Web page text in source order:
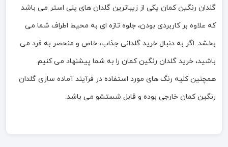
گلدان رنگین کمان یکی از زیباترین گلدان های پلی استر می باشد
که علاوه بر کاربردی بودن، جلوه تازه ای به محیط اطراف شما می
بخشد. اگر به دنبال خرید گلدانی جذاب، خاص و منحصر به فرد می
باشید، خرید گلدان رنگین کمان را به شما پیشنهاد می کنیم.
همچنین کلیه رنگ های مورد استفاده در فرآیند آماده سازی گلدان
رنگین کمان خارجی بوده و قابل شستشو می باشد.